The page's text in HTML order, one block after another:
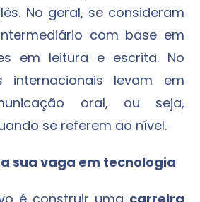
No geral, se consideram
com base em
em leitura e escrita. No
internacionais levam em
oral, ou seja,
se referem ao nível.
sua vaga em tecnologia